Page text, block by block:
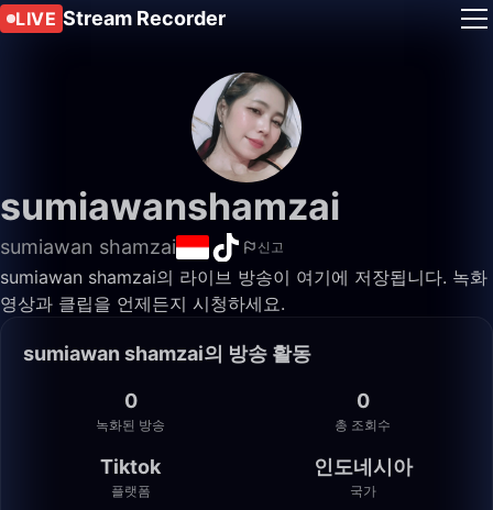
LIVE Stream Recorder
sumiawanshamzai
sumiawan shamzai 신고
sumiawan shamzai의 라이브 방송이 여기에 저장됩니다. 녹화
영상과 클립을 언제든지 시청하세요.
sumiawan shamzai의 방송 활동
0
녹화된 방송
0
총 조회수
Tiktok
플랫폼
인도네시아
국가